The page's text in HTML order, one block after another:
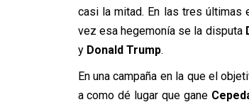
casi la mitad. En las tres últimas
vez esa hegemonía se la disputa
y Donald Trump.
En una campaña en la que el
a como dé lugar que gane